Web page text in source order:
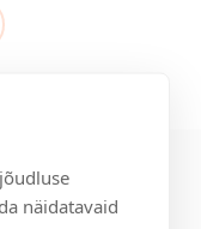
näidatavaid